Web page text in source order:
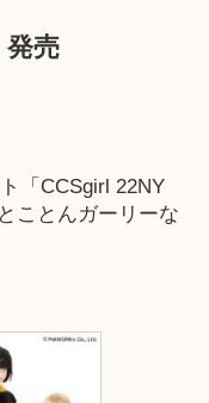
発売
「CCSgirl 22NY
ことんガーリーな